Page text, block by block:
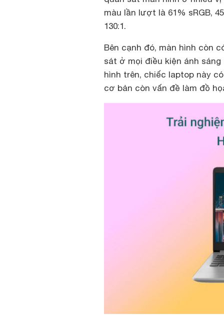
màu lần lượt là 61% sRGB,
130:1.
Bên cạnh đó, màn hình còn
sát ở mọi điều kiện ánh
hình trên, chiếc laptop này
cơ bản còn vấn đề làm đồ